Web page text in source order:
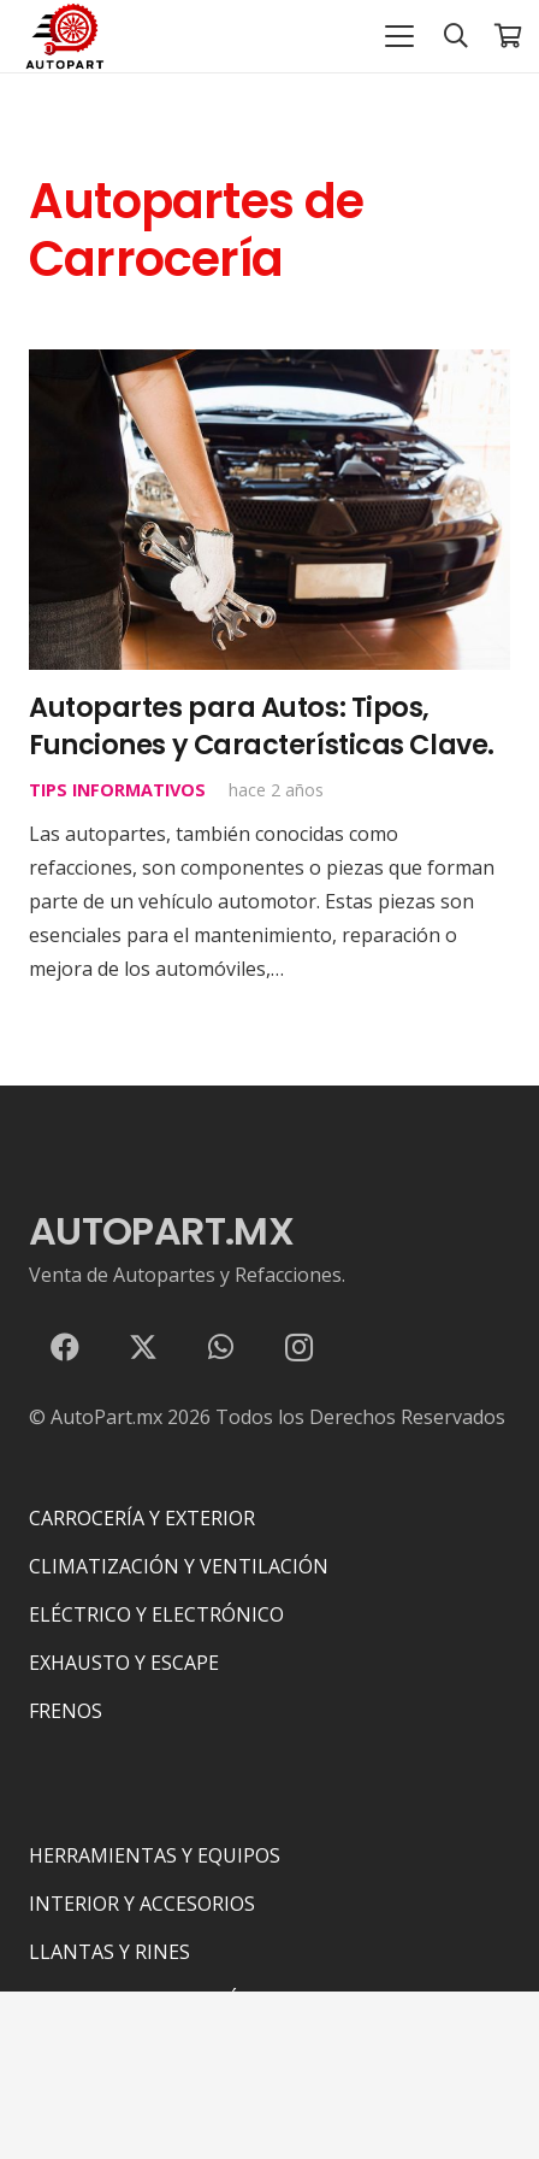
Autopartes de
Carrocería
Autopartes para Autos: Tipos,
Funciones y Características Clave.
TIPS INFORMATIVOS hace 2 años
Las autopartes, también conocidas como
refacciones, son componentes o piezas que forman
parte de un vehículo automotor. Estas piezas son
esenciales para el mantenimiento, reparación o
mejora de los automóviles,…
AUTOPART.MX
Venta de Autopartes y Refacciones.
© AutoPart.mx 2026 Todos los Derechos Reservados
CARROCERÍA Y EXTERIOR
CLIMATIZACIÓN Y VENTILACIÓN
ELÉCTRICO Y ELECTRÓNICO
EXHAUSTO Y ESCAPE
FRENOS
HERRAMIENTAS Y EQUIPOS
INTERIOR Y ACCESORIOS
LLANTAS Y RINES
MOTOR Y TRANSMISIÓN